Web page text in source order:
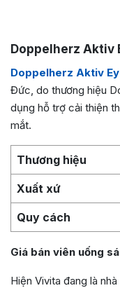
Doppelherz Aktiv
Doppelherz Aktiv
Đức, do thương hiệu
dụng hỗ trợ cải thiện
mắt.
Thương hiệu
Xuất xứ
Quy cách
Giá bán viên uống
Hiện Vivita đang là